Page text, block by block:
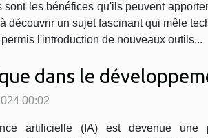
les bénéfices qu'ils peuvent
découvrir un sujet fascinant qui mêle
l'introduction de nouveaux outils...
dans le
00:02
artificielle (IA) est devenue